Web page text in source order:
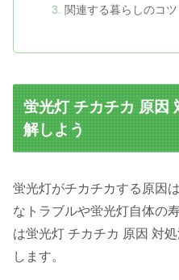
関連する暮らしのコツ
蛍光灯 チカチカ 原因
解しよう
蛍光灯がチカチカする原因
なトラブルや蛍光灯自体の
は蛍光灯 チカチカ 原因 対
します。